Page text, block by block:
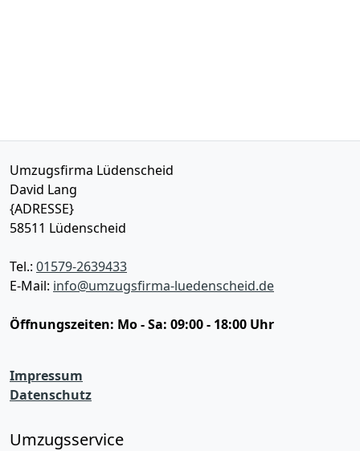
Umzugsfirma Lüdenscheid
David Lang
{ADRESSE}
58511 Lüdenscheid
Tel.: 01579-2639433
E-Mail: info@umzugsfirma-luedenscheid.de
Öffnungszeiten: Mo - Sa: 09:00 - 18:00 Uhr
Impressum
Datenschutz
Umzugsservice